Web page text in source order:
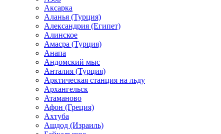
Аксарка
Аланья (Турция)
Александрия (Египет)
Алинское
Амасра (Турция)
Анапа
Андомский мыс
Анталия (Турция)
Арктическая станция на льду
Архангельск
Атаманово
Афон (Греция)
Ахтуба
Ашдод (Израиль)